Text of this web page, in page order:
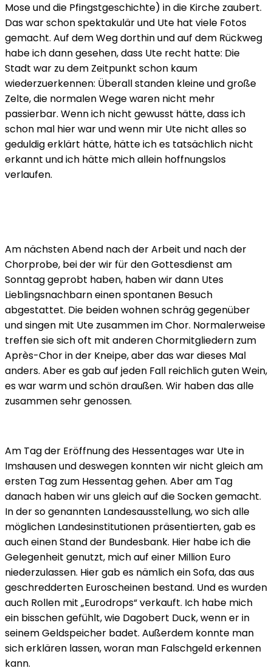
Mose und die Pfingstgeschichte) in die Kirche zaubert.
Das war schon spektakulär und Ute hat viele Fotos
gemacht. Auf dem Weg dorthin und auf dem Rückweg
habe ich dann gesehen, dass Ute recht hatte: Die
Stadt war zu dem Zeitpunkt schon kaum
wiederzuerkennen: Überall standen kleine und große
Zelte, die normalen Wege waren nicht mehr
passierbar. Wenn ich nicht gewusst hätte, dass ich
schon mal hier war und wenn mir Ute nicht alles so
geduldig erklärt hätte, hätte ich es tatsächlich nicht
erkannt und ich hätte mich allein hoffnungslos
verlaufen.
Am nächsten Abend nach der Arbeit und nach der
Chorprobe, bei der wir für den Gottesdienst am
Sonntag geprobt haben, haben wir dann Utes
Lieblingsnachbarn einen spontanen Besuch
abgestattet. Die beiden wohnen schräg gegenüber
und singen mit Ute zusammen im Chor. Normalerweise
treffen sie sich oft mit anderen Chormitgliedern zum
Après-Chor in der Kneipe, aber das war dieses Mal
anders. Aber es gab auf jeden Fall reichlich guten Wein,
es war warm und schön draußen. Wir haben das alle
zusammen sehr genossen.
Am Tag der Eröffnung des Hessentages war Ute in
Imshausen und deswegen konnten wir nicht gleich am
ersten Tag zum Hessentag gehen. Aber am Tag
danach haben wir uns gleich auf die Socken gemacht.
In der so genannten Landesausstellung, wo sich alle
möglichen Landesinstitutionen präsentierten, gab es
auch einen Stand der Bundesbank. Hier habe ich die
Gelegenheit genutzt, mich auf einer Million Euro
niederzulassen. Hier gab es nämlich ein Sofa, das aus
geschredderten Euroscheinen bestand. Und es wurden
auch Rollen mit „Eurodrops“ verkauft. Ich habe mich
ein bisschen gefühlt, wie Dagobert Duck, wenn er in
seinem Geldspeicher badet. Außerdem konnte man
sich erklären lassen, woran man Falschgeld erkennen
kann.